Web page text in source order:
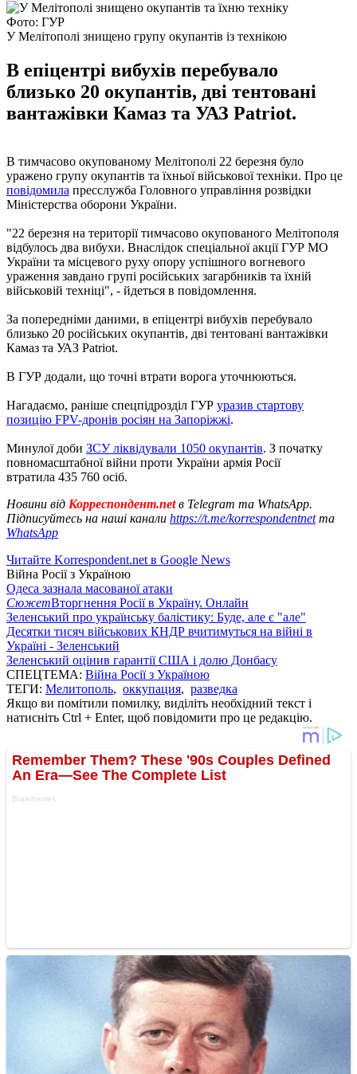
Фото: ГУР
У Мелітополі знищено групу окупантів із технікою
В епіцентрі вибухів перебувало
близько 20 окупантів, дві тентовані
вантажівки Камаз та УАЗ Patriot.
В тимчасово окупованому Мелітополі 22 березня було
уражено групу окупантів та їхньої військової техніки. Про це
повідомила пресслужба Головного управління розвідки
Міністерства оборони України.
"22 березня на території тимчасово окупованого Мелітополя
відбулось два вибухи. Внаслідок спеціальної акції ГУР МО
України та місцевого руху опору успішного вогневого
ураження завдано групі російських загарбників та їхній
військовій техніці", - йдеться в повідомлення.
За попередніми даними, в епіцентрі вибухів перебувало
близько 20 російських окупантів, дві тентовані вантажівки
Камаз та УАЗ Patriot.
В ГУР додали, що точні втрати ворога уточнюються.
Нагадаємо, раніше спецпідрозділ ГУР уразив стартову
позицію FPV-дронів росіян на Запоріжжі.
Минулої доби ЗСУ ліквідували 1050 окупантів. З початку
повномасштабної війни проти України армія Росії
втратила 435 760 осіб.
Новини від Корреспондент.netв Telegram та WhatsApp.
Підписуйтесь на наші канали https://t.me/korrespondentnetта
WhatsApp
Читайте Korrespondent.net в Google News
Війна Росії з Україною
Одеса зазнала масованої атаки
СюжетВторгнення Росії в Україну. Онлайн
Зеленський про українську балістику: Буде, але є "але"
Десятки тисяч військових КНДР вчитимуться на війні в
Україні - Зеленський
Зеленський оцінив гарантії США і долю Донбасу
СПЕЦТЕМА: Війна Росії з Україною
ТЕГИ: Мелитополь, оккупация, разведка
Якщо ви помітили помилку, виділіть необхідний текст і
натисніть Ctrl + Enter, щоб повідомити про це редакцію.